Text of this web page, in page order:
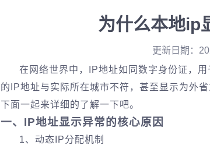
为什么本地ip
更新日期：
在网络世界中，IP地址如同数字身份证，
的IP地址与实际所在城市不符，甚至显示为外
下面一起来详细的了解一下吧。
一、IP地址显示异常的核心原因‌
1、动态IP分配机制‌